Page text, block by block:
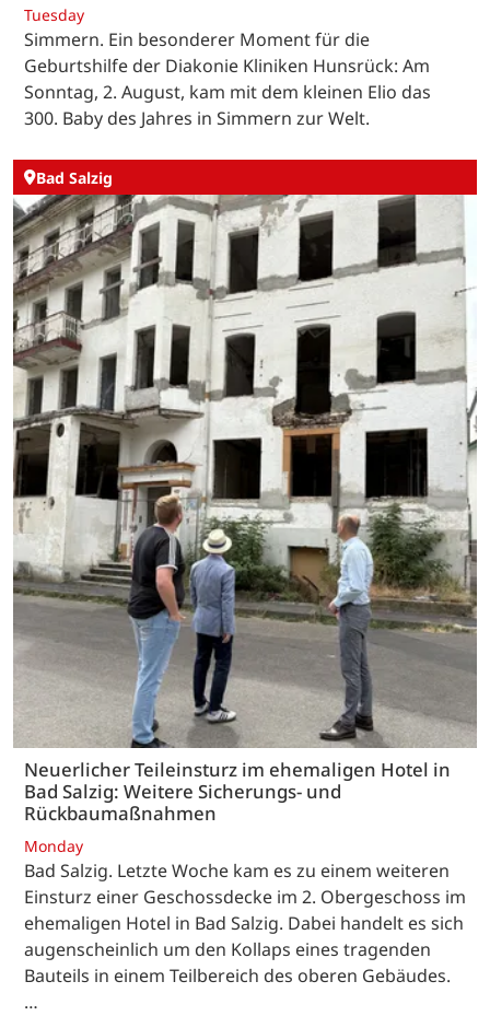
Tuesday
Simmern. Ein besonderer Moment für die
Geburtshilfe der Diakonie Kliniken Hunsrück: Am
Sonntag, 2. August, kam mit dem kleinen Elio das
300. Baby des Jahres in Simmern zur Welt.
Bad Salzig
Neuerlicher Teileinsturz im ehemaligen Hotel in
Bad Salzig: Weitere Sicherungs- und
Rückbaumaßnahmen
Monday
Bad Salzig. Letzte Woche kam es zu einem weiteren
Einsturz einer Geschossdecke im 2. Obergeschoss im
ehemaligen Hotel in Bad Salzig. Dabei handelt es sich
augenscheinlich um den Kollaps eines tragenden
Bauteils in einem Teilbereich des oberen Gebäudes.
…